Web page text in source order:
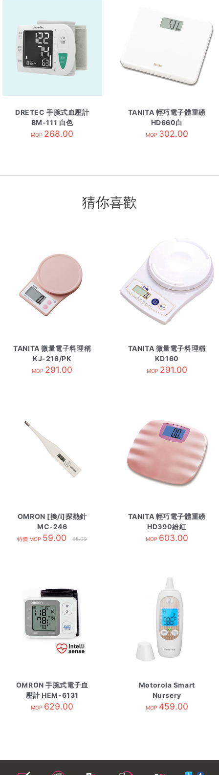
DRETEC 手腕式血壓計
BM-111 白色
MOP 268.00
TANITA 輕巧電子體重磅
HD660白
MOP 302.00
猜你喜歡
TANITA 微量電子料理稱
KJ-216/PK
MOP 291.00
TANITA 微量電子料理稱
KD160
MOP 291.00
OMRON [換/i]探熱針
MC-246
特價 MOP 59.00 65.00
TANITA 輕巧電子體重磅
HD390紛紅
MOP 603.00
OMRON 手腕式電子血
壓計 HEM-6131
MOP 629.00
Motorola Smart
Nursery
Thermometer white
MOP 459.00